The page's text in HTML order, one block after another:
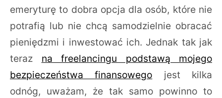
emeryturę to dobra opcja dla osób, które nie
potrafią lub nie chcą samodzielnie obracać
pieniędzmi i inwestować ich. Jednak tak jak
teraz na freelancingu podstawą mojego
bezpieczeństwa finansowego jest kilka
odnóg, uważam, że tak samo powinno to